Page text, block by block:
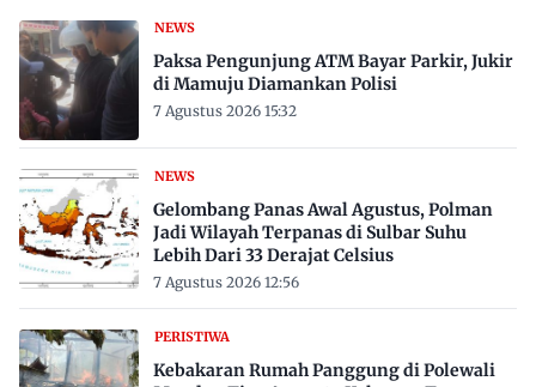
NEWS
Paksa Pengunjung ATM Bayar Parkir, Jukir
di Mamuju Diamankan Polisi
7 Agustus 2026 15:32
NEWS
Gelombang Panas Awal Agustus, Polman
Jadi Wilayah Terpanas di Sulbar Suhu
Lebih Dari 33 Derajat Celsius
7 Agustus 2026 12:56
PERISTIWA
Kebakaran Rumah Panggung di Polewali